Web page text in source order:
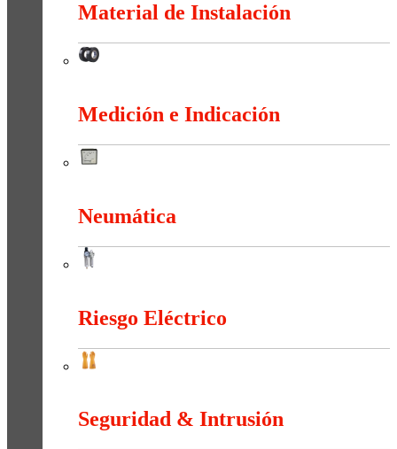
Material de Instalación
Medición e Indicación
Neumática
Riesgo Eléctrico
Seguridad & Intrusión